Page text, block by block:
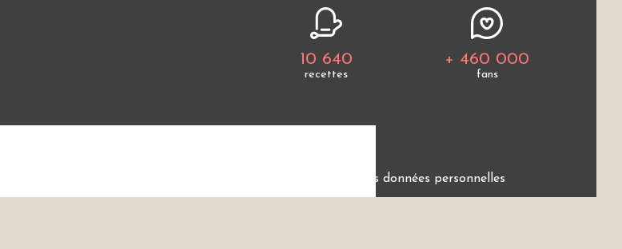
10 640
recettes
+ 460 000
fans
Protection des données personnelles